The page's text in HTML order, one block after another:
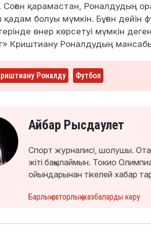
Соған қарамастан, Роналдудың
қадам болуы мүмкін. Бұған
өнер көрсетуі мүмкін
Криштиану Роналдудың
Роналду Футбол
Айбар Рысдаулет
Спорт журналисі, шолушы.
жіті бақылаймын. Токио
ойындарынан тікелей хабар
Барлық авторлық жазбаларды көру